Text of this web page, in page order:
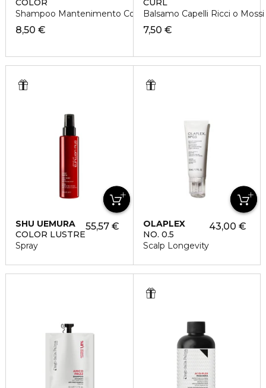
COLOR
Shampoo Mantenimento Colore per Capelli Colorati
8,50 €
CURL
Balsamo Capelli Ricci o Mossi
7,50 €
SHU UEMURA
COLOR LUSTRE
Spray
55,57 €
OLAPLEX
NO. 0.5
Scalp Longevity
43,00 €